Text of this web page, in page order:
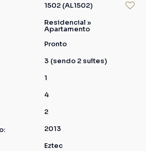
1502 (AL1502)
Residencial »
Apartamento
Pronto
3 (sendo 2 suítes)
1
4
2
2013
Eztec